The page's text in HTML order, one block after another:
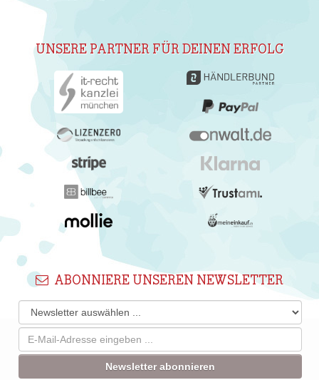
UNSERE PARTNER FÜR DEINEN ERFOLG
ABONNIERE UNSEREN NEWSLETTER
Newsletter abonnieren